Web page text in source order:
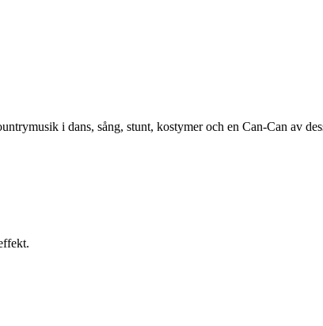
i dans, sång, stunt, kostymer och en Can-Can av